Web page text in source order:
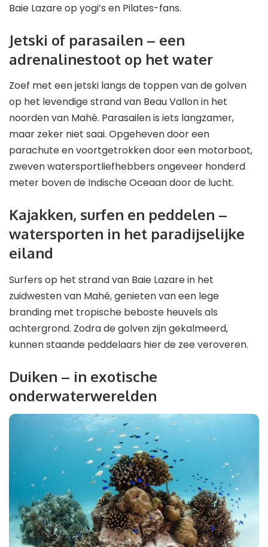
Baie Lazare op yogi’s en Pilates-fans.
Jetski of parasailen – een
adrenalinestoot op het water
Zoef met een jetski langs de toppen van de golven
op het levendige strand van Beau Vallon in het
noorden van Mahé. Parasailen is iets langzamer,
maar zeker niet saai. Opgeheven door een
parachute en voortgetrokken door een motorboot,
zweven watersportliefhebbers ongeveer honderd
meter boven de Indische Oceaan door de lucht.
Kajakken, surfen en peddelen –
watersporten in het paradijselijke
eiland
Surfers op het strand van Baie Lazare in het
zuidwesten van Mahé, genieten van een lege
branding met tropische beboste heuvels als
achtergrond. Zodra de golven zijn gekalmeerd,
kunnen staande peddelaars hier de zee veroveren.
Duiken – in exotische
onderwaterwerelden